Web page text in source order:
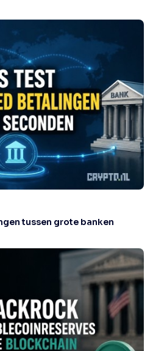
tussen grote banken